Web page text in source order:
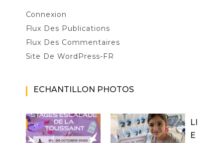
Connexion
Flux Des Publications
Flux Des Commentaires
Site De WordPress-FR
ECHANTILLON PHOTOS
LI
E